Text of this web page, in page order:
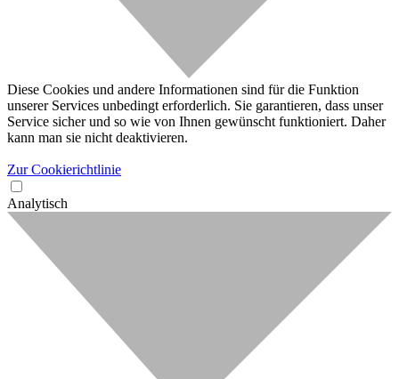
Diese Cookies und andere Informationen sind für die Funktion
unserer Services unbedingt erforderlich. Sie garantieren, dass unser
Service sicher und so wie von Ihnen gewünscht funktioniert. Daher
kann man sie nicht deaktivieren.
Zur Cookierichtlinie
Analytisch